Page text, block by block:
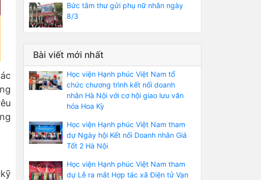
Bức tâm thư gửi phụ nữ nhân ngày
8/3
Bài viết mới nhất
Học viện Hạnh phúc Việt Nam tổ
chức chương trình kết nối doanh
nhân Hà Nội với cơ hội giao lưu văn
hóa Hoa Kỳ
Học viện Hạnh phúc Việt Nam tham
dự Ngày hội Kết nối Doanh nhân Giá
Tốt 2 Hà Nội
Học viện Hạnh phúc Việt Nam tham
dự Lễ ra mắt Hợp tác xã Điện tử Vạn